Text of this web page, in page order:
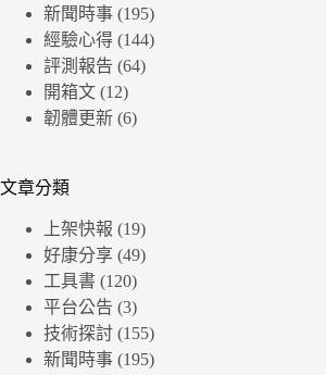
新聞時事 (195)
經驗心得 (144)
評測報告 (64)
開箱文 (12)
韌體更新 (6)
文章分類
上架快報 (19)
好康分享 (49)
工具書 (120)
平台公告 (3)
技術探討 (155)
新聞時事 (195)